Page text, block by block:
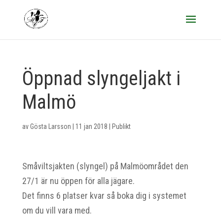
Öppnad slyngeljakt i
Malmö
avGösta Larsson 11 jan 2018 Publikt
Småviltsjakten (slyngel) på Malmöområdet den
27/1 är nu öppen för alla jägare.
Det finns 6 platser kvar så boka dig i systemet
om du vill vara med.